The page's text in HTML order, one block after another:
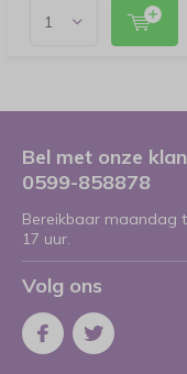
Bel met onze
0599-858878
Bereikbaar maandag
17 uur.
Volg ons